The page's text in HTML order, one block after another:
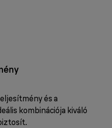
és a
kombinációja kiváló